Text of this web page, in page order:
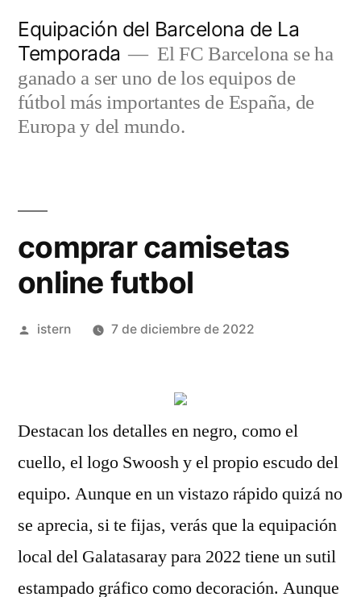
contenido
Equipación del Barcelona de La
Temporada
El FC Barcelona se ha
ganado a ser uno de los equipos de
fútbol más importantes de España, de
Europa y del mundo.
comprar camisetas
online futbol
Publicado
istern 7 de diciembre de 2022
Destacan los detalles en negro, como el
cuello, el logo Swoosh y el propio escudo del
equipo. Aunque en un vistazo rápido quizá no
se aprecia, si te fijas, verás que la equipación
local del Galatasaray para 2022 tiene un sutil
estampado gráfico como decoración. Aunque